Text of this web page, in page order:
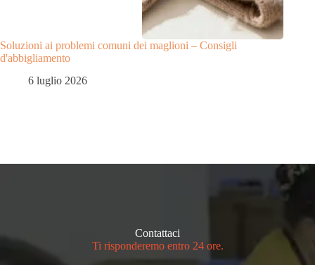
Soluzioni ai problemi comuni dei maglioni – Consigli
d'abbigliamento
6 luglio 2026
Contattaci
Ti risponderemo entro 24 ore.